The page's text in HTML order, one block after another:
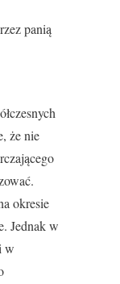
panią
że nie
okresie
Jednak w
w